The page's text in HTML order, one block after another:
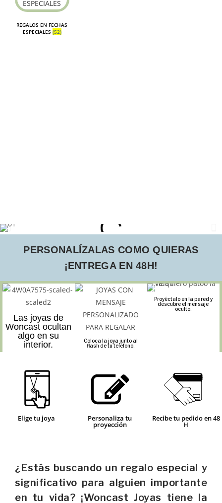
REGALOS EN FECHAS
ESPECIALES (52)
PERSONALÍZALAS COMO QUIERAS
¡ENTREGA EN 48H!
Las joyas de
Woncast ocultan
algo en su
interior.
Coloca la joya junto al
flash de tu teléfono.
Proyéctalo en la pared y
descubre el mensaje
oculto.
Elige tu joya Personaliza tu
proyección
Recibe tu pedido en 48
H
¿Estás buscando un regalo especial y
significativo para alguien importante
en tu vida? ¡Woncast Joyas tiene la